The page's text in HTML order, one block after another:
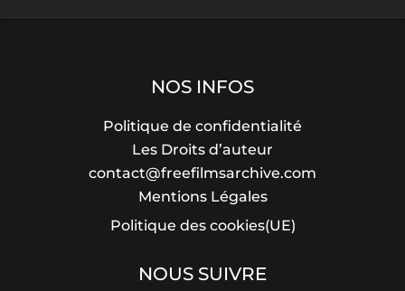
NOS INFOS
Politique de confidentialité
Les Droits d’auteur
contact@freefilmsarchive.com
Mentions Légales
Politique des cookies(UE)
NOUS SUIVRE